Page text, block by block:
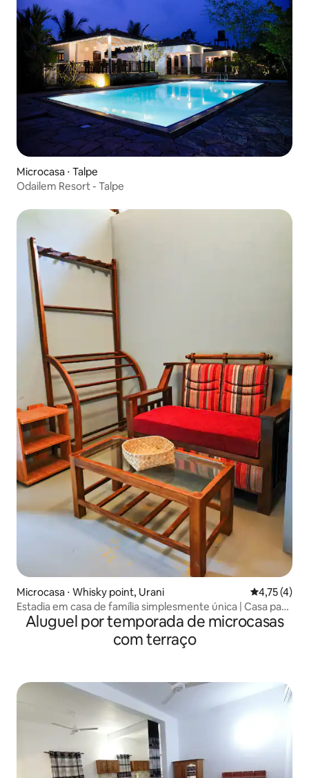
Microcasa ⋅ Talpe
Odailem Resort - Talpe
Microcasa ⋅ Whisky point, Urani 4,75 de
4,75 (4)
Estadia em casa de família simplesmente única | Casa para
casais perto do mar
Aluguel por temporada de microcasas
com terraço